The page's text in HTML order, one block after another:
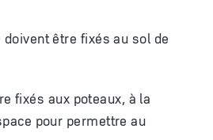
être fixés au sol de
fixés aux poteaux, à la
pour permettre au